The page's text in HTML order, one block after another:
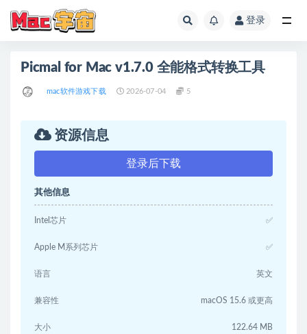
登录
Picmal for Mac v1.7.0 全能格式转换工具
mac软件游戏下载 2026-07-04 5
资源信息
登录后下载
其他信息
Intel芯片 ✅
Apple M系列芯片 ✅
语言 英文
兼容性 macOS 15.6 或更高
大小 122.64 MB